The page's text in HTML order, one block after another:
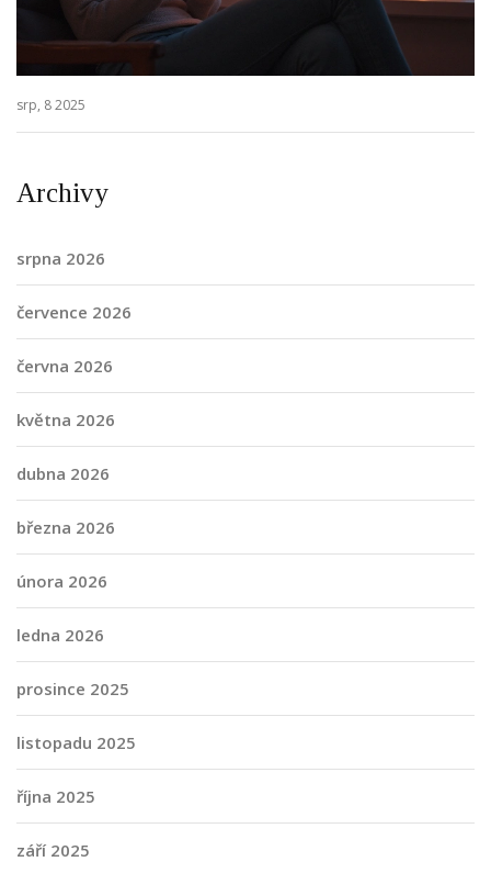
srp, 8 2025
Archivy
srpna 2026
července 2026
června 2026
května 2026
dubna 2026
března 2026
února 2026
ledna 2026
prosince 2025
listopadu 2025
října 2025
září 2025